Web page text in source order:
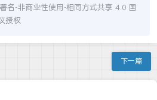
署名-非商业性使用-相同方式共享 4.0 国
授权
下一篇